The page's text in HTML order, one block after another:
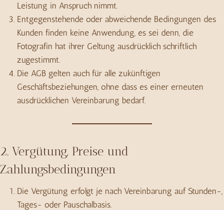
Leistung in Anspruch nimmt.
Entgegenstehende oder abweichende Bedingungen des
Kunden finden keine Anwendung, es sei denn, die
Fotografin hat ihrer Geltung ausdrücklich schriftlich
zugestimmt.
Die AGB gelten auch für alle zukünftigen
Geschäftsbeziehungen, ohne dass es einer erneuten
ausdrücklichen Vereinbarung bedarf.
2. Vergütung, Preise und
Zahlungsbedingungen
Die Vergütung erfolgt je nach Vereinbarung auf Stunden-,
Tages- oder Pauschalbasis.